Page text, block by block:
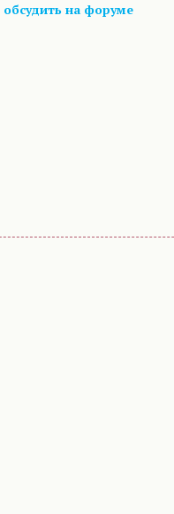
обсудить на форуме